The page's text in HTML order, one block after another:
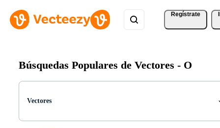
Regístrate
Búsquedas Populares de Vectores - O
Vectores